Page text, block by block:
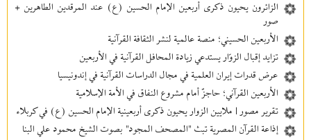
الزائرون يحيون ذكرى أربعين الإمام الحسين (ع) عند المرقدين الطاهرين +
صور
الأربعين الحسيني؛ منصة عالمية لنشر الثقافة القرآنية
تزايد إقبال الزوّار يستدعي زيادة المحافل القرآنية في الأربعين
عرض قدرات إيران العلمية في مجال الدراسات القرآنية في إندونيسيا
الأربعين القرآني؛ حاجزٌ أمام مشروع النفاق في الأمة الإسلامية
تقرير مصور | ملايين الزوار يحيون ذكرى أربعينية الإمام الحسين (ع) في كربلاء
إذاعة القرآن المصرية تبث "المصحف المجود" بصوت الشيخ محمود علي البنا